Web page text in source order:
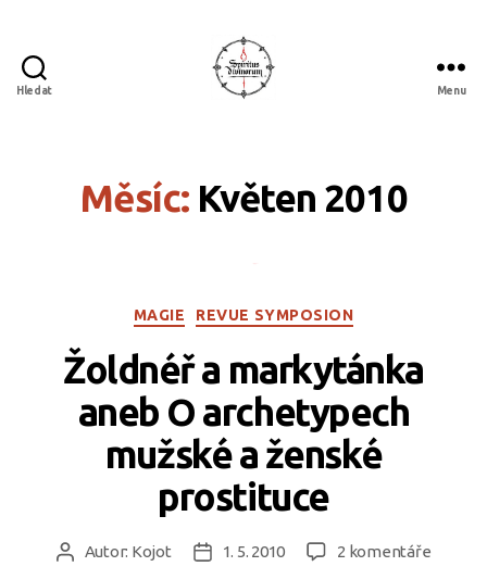
Hledat Menu
Měsíc: Květen 2010
Rubriky
MAGIE REVUE SYMPOSION
Žoldnéř a markytánka
aneb O archetypech
mužské a ženské
prostituce
AutorAutor: Kojot
Datum1. 5. 2010 2 komentářeu